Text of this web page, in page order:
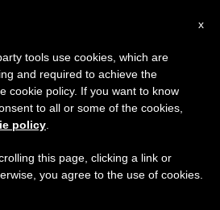
stato clericale l'ex
x
tools use cookies, which are
and required to achieve the
cookie policy. If you want to know
to all or some of the cookies,
policy
this page, clicking a link or
you agree to the use of cookies.